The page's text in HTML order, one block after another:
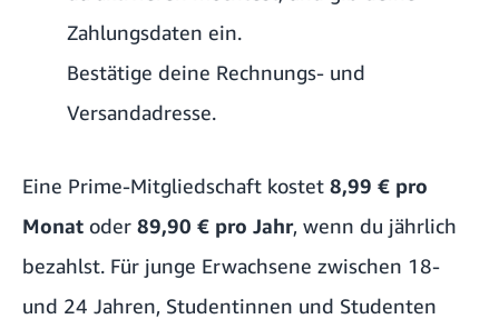
Zahlungsdaten ein.
Bestätige deine Rechnungs- und
Versandadresse.
Eine Prime-Mitgliedschaft kostet 8,99 € pro
Monat oder 89,90 € pro Jahr, wenn du jährlich
bezahlst. Für junge Erwachsene zwischen 18-
und 24 Jahren, Studentinnen und Studenten